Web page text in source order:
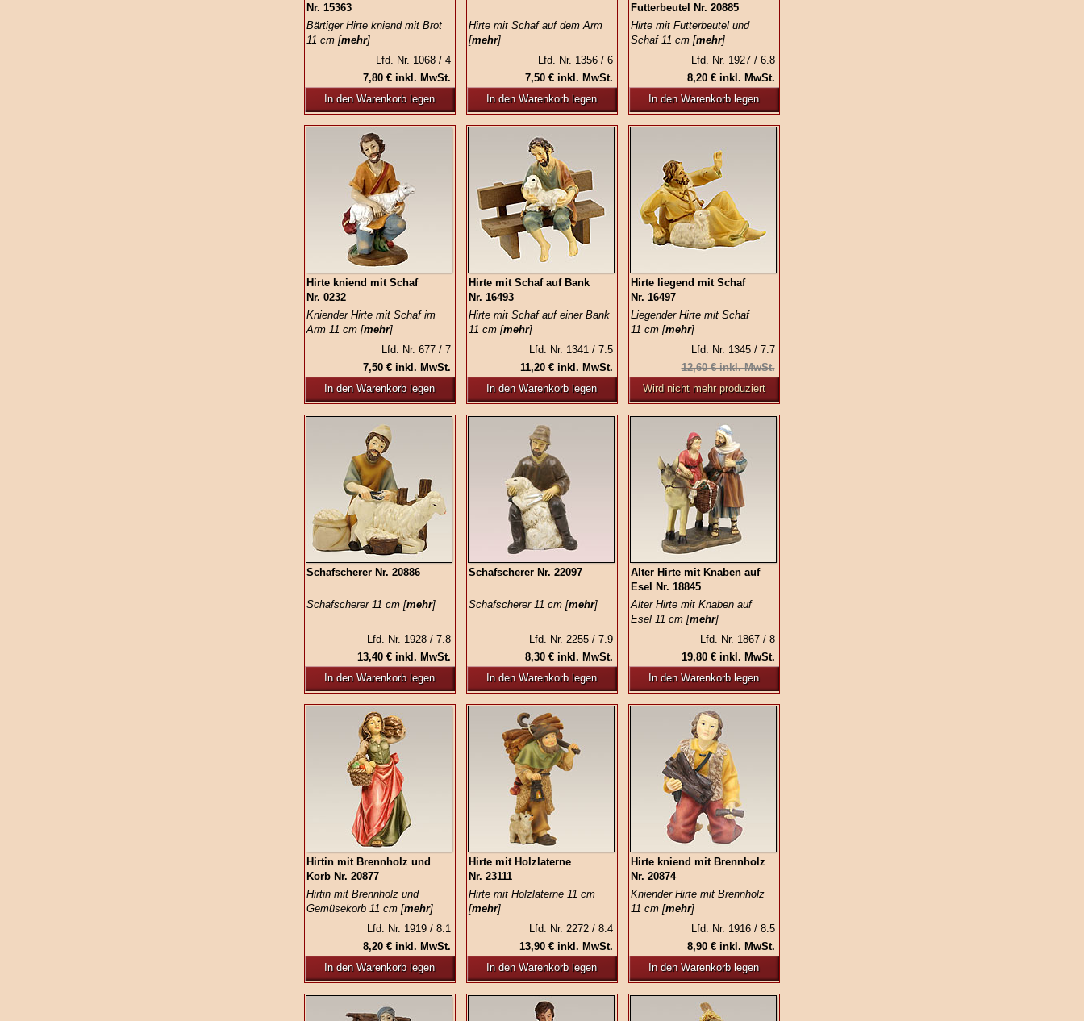
Nr. 15363
Bärtiger Hirte kniend mit Brot
11 cm [mehr]
Lfd. Nr. 1068 / 4
7,80 € inkl. MwSt.
In den Warenkorb legen
Hirte mit Schaf auf dem Arm
[mehr]
Lfd. Nr. 1356 / 6
7,50 € inkl. MwSt.
In den Warenkorb legen
Futterbeutel Nr. 20885
Hirte mit Futterbeutel und
Schaf 11 cm [mehr]
Lfd. Nr. 1927 / 6.8
8,20 € inkl. MwSt.
In den Warenkorb legen
Hirte kniend mit Schaf
Nr. 0232
Kniender Hirte mit Schaf im
Arm 11 cm [mehr]
Lfd. Nr. 677 / 7
7,50 € inkl. MwSt.
In den Warenkorb legen
Hirte mit Schaf auf Bank
Nr. 16493
Hirte mit Schaf auf einer Bank
11 cm [mehr]
Lfd. Nr. 1341 / 7.5
11,20 € inkl. MwSt.
In den Warenkorb legen
Hirte liegend mit Schaf
Nr. 16497
Liegender Hirte mit Schaf
11 cm [mehr]
Lfd. Nr. 1345 / 7.7
12,60 € inkl. MwSt.
Wird nicht mehr produziert
Schafscherer Nr. 20886
Schafscherer 11 cm [mehr]
Lfd. Nr. 1928 / 7.8
13,40 € inkl. MwSt.
In den Warenkorb legen
Schafscherer Nr. 22097
Schafscherer 11 cm [mehr]
Lfd. Nr. 2255 / 7.9
8,30 € inkl. MwSt.
In den Warenkorb legen
Alter Hirte mit Knaben auf
Esel Nr. 18845
Alter Hirte mit Knaben auf
Esel 11 cm [mehr]
Lfd. Nr. 1867 / 8
19,80 € inkl. MwSt.
In den Warenkorb legen
Hirtin mit Brennholz und
Korb Nr. 20877
Hirtin mit Brennholz und
Gemüsekorb 11 cm [mehr]
Lfd. Nr. 1919 / 8.1
8,20 € inkl. MwSt.
In den Warenkorb legen
Hirte mit Holzlaterne
Nr. 23111
Hirte mit Holzlaterne 11 cm
[mehr]
Lfd. Nr. 2272 / 8.4
13,90 € inkl. MwSt.
In den Warenkorb legen
Hirte kniend mit Brennholz
Nr. 20874
Kniender Hirte mit Brennholz
11 cm [mehr]
Lfd. Nr. 1916 / 8.5
8,90 € inkl. MwSt.
In den Warenkorb legen